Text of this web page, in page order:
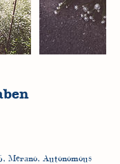
Merano, Autonomous